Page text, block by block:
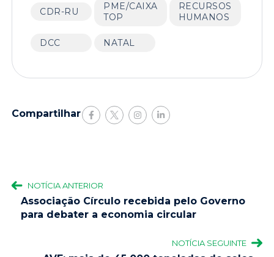
CDR-RU
PME/CAIXA
TOP
RECURSOS
HUMANOS
DCC NATAL
Compartilhar
NOTÍCIA ANTERIOR
Associação Círculo recebida pelo Governo
para debater a economia circular
NOTÍCIA SEGUINTE